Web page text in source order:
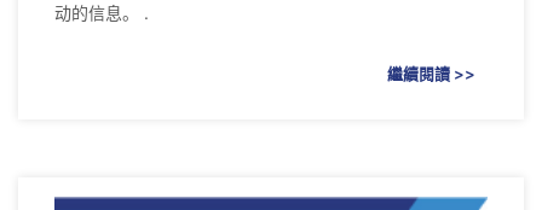
动的信息。 .
繼續閱讀 >>